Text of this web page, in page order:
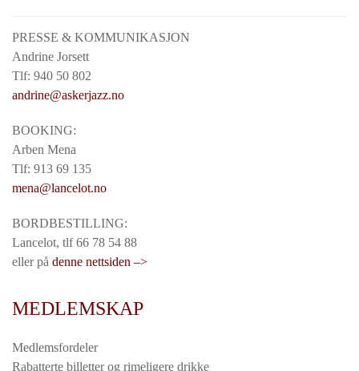
PRESSE & KOMMUNIKASJON
Andrine Jorsett
Tlf: 940 50 802
andrine@askerjazz.no
BOOKING:
Arben Mena
Tlf: 913 69 135
mena@lancelot.no
BORDBESTILLING:
Lancelot, tlf 66 78 54 88
eller på denne nettsiden –>
MEDLEMSKAP
Medlemsfordeler
Rabatterte billetter og rimeligere drikke